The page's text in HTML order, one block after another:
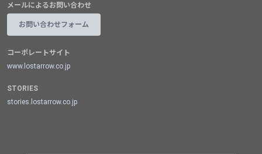
メールによるお問い合わせ
お問い合わせフォーム
コーポレートサイト
www.lostarrow.co.jp
STORIES
stories.lostarrow.co.jp